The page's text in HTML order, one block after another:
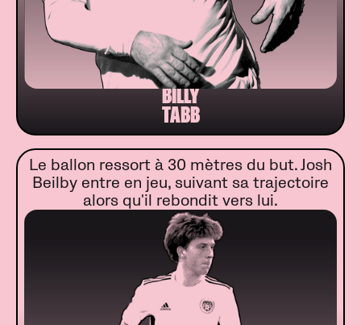
BILLY
TABB
Le ballon ressort à 30 mètres du but. Josh
Beilby entre en jeu, suivant sa trajectoire
alors qu'il rebondit vers lui.